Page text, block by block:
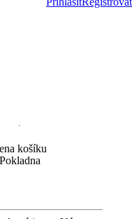
Aktuální cena košíku
košíku
Pokladna